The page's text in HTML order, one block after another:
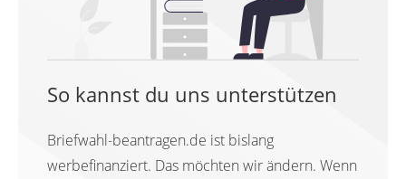
So kannst du uns unterstützen
Briefwahl-beantragen.de ist bislang
werbefinanziert. Das möchten wir ändern. Wenn